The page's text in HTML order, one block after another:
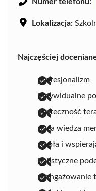
Lokalizacja:
Najczęściej
profesjonalizm
indywidualne
skuteczność
duża wiedza
ciepła i
holistyczne
zaangażowanie